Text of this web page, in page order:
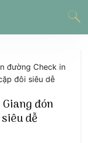
đường Check in
đôi siêu dễ
đón
dễ